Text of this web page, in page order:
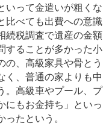
いって金遣いが粗くな
比べても出費への意識
続税調査で遺産の金額
することが多かった小
の、高級家具や骨とう
く、普通の家よりも中
。高級車やプール、プ
にもお金持ち」といっ
たという。